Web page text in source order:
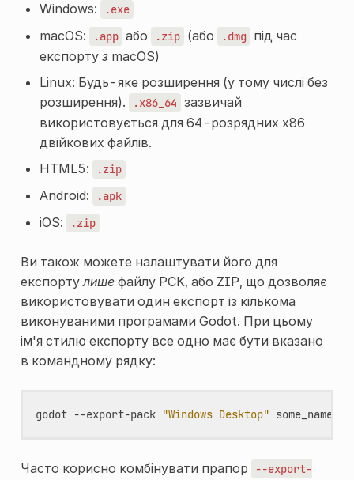
Windows: .exe
macOS: .app або .zip (або .dmg під час
експорту зmacOS)
Linux: Будь-яке розширення (у тому числі без
розширення).
.x86_64 зазвичай
використовується для 64-розрядних x86
двійкових файлів.
HTML5:
.zip
Android: .apk
iOS: .zip
Ви також можете налаштувати його для
експортулишефайлу PCK, або ZIP, що дозволяє
використовувати один експорт із кількома
виконуваними програмами Godot. При цьому
ім'я стилю експорту все одно має бути вказано
в командному рядку:
godot --export-pack "Windows Desktop"
Часто корисно комбінувати прапор
--export-